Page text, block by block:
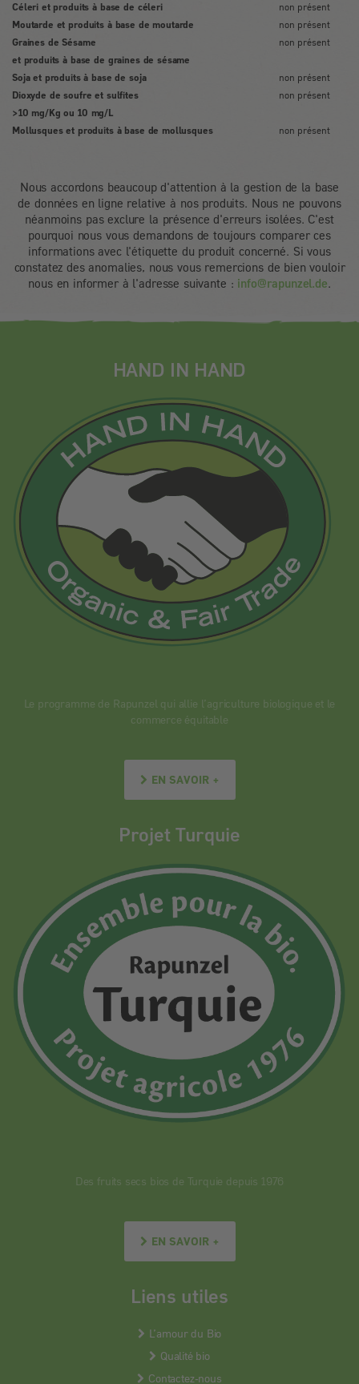
Céleri et produits à base de céleri
non présent
Moutarde et produits à base de moutarde
non présent
Graines de Sésame
et produits à base de graines de sésame
non présent
Soja et produits à base de soja
non présent
Dioxyde de soufre et sulfites
>10 mg/Kg ou 10 mg/L
non présent
Mollusques et produits à base de mollusques non présent
Nous accordons beaucoup d'attention à la gestion de la base
de données en ligne relative à nos produits. Nous ne pouvons
néanmoins pas exclure la présence d'erreurs isolées. C'est
pourquoi nous vous demandons de toujours comparer ces
informations avec l'étiquette du produit concerné. Si vous
constatez des anomalies, nous vous remercions de bien vouloir
nous en informer à l'adresse suivante : info@rapunzel.de.
HAND IN HAND
Le programme de Rapunzel qui allie l’agriculture biologique et le
commerce équitable
EN SAVOIR +
Projet Turquie
Des fruits secs bios de Turquie depuis 1976
EN SAVOIR +
Liens utiles
L’amour du Bio
Qualité bio
Contactez-nous